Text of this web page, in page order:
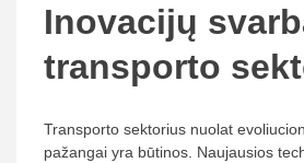
Inovacijų
transporto
Transporto sektorius nuolat
pažangai yra būtinos. Naujausios